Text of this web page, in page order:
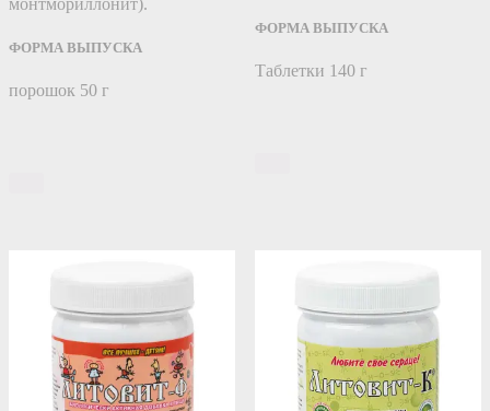
монтмориллонит).
ФОРМА ВЫПУСКА
порошок 50 г
ФОРМА ВЫПУСКА
Таблетки 140 г